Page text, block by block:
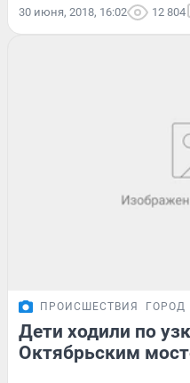
30 июня, 2018, 16:02 12 804
ПРОИСШЕСТВИЯ ГОРОД
Дети ходили по
Октябрьским